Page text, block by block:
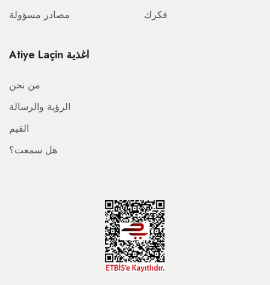
مصادر مسؤولة
فكرك
Atiye Laçin اغذية
من نحن
الرؤية والرسالة
القيم
هل سمعت؟